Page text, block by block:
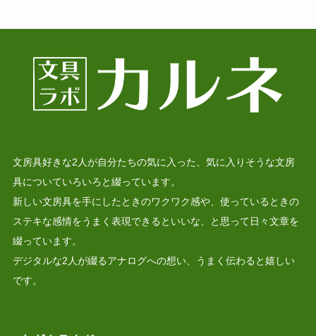
文房具好きな2人が自分たちの気に入った、気に入りそうな文房
具についていろいろと綴っています。
新しい文房具を手にしたときのワクワク感や、使っているときの
ステキな感情をうまく表現できるといいな、と思って日々文章を
綴っています。
デジタルな2人が綴るアナログへの想い、うまく伝わると嬉しい
です。